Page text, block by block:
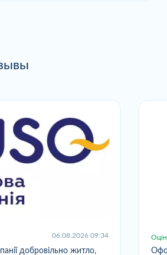
06.08.2026 09:34
добровільно житло,